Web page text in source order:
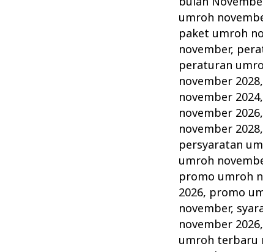
umroh
paket umroh
november,
peraturan
november 2028,
november 2024,
november 2026,
november 2028,
persyaratan
umroh
promo umroh
2026, promo
november,
november 2026,
umroh terbaru